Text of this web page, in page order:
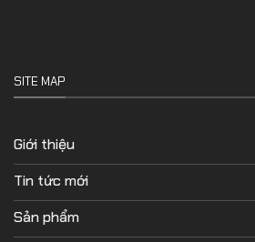
SITE MAP
Giới thiệu
Tin tức mới
Sản phẩm